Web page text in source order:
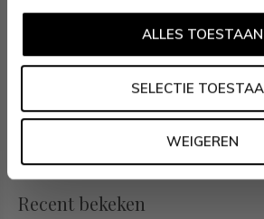
ALLES TOESTAAN
SELECTIE
WEIGEREN
- Ronde titanium horlogekast, Ø 39mm
- 3ATM (Regen- & spatwaterdicht)
Recent bekeken